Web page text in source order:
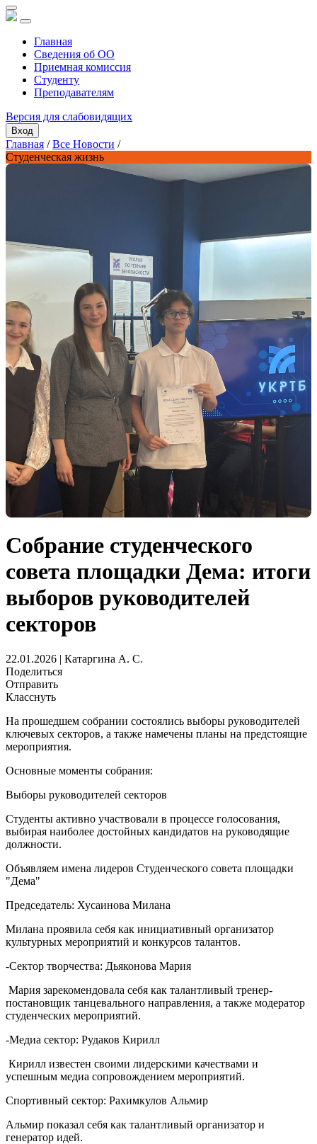
Главная
Сведения об ОО
Приемная комиссия
Студенту
Преподавателям
Версия для слабовидящих
Вход
Главная /Все Новости /
Студенческая жизнь
Собрание студенческого
совета площадки Дема: итоги
выборов руководителей
секторов
22.01.2026 | Катаргина А. С.
Поделиться
Отправить
Класснуть
На прошедшем собрании состоялись выборы руководителей
ключевых секторов, а также намечены планы на предстоящие
мероприятия.
Основные моменты собрания:
Выборы руководителей секторов
Студенты активно участвовали в процессе голосования,
выбирая наиболее достойных кандидатов на руководящие
должности.
Объявляем имена лидеров Студенческого совета площадки
"Дема"
Председатель: Хусаинова Милана
Милана проявила себя как инициативный организатор
культурных мероприятий и конкурсов талантов.
-Сектор творчества: Дьяконова Мария
Мария зарекомендовала себя как талантливый тренер-
постановщик танцевального направления, а также модератор
студенческих мероприятий.
-Медиа сектор: Рудаков Кирилл
Кирилл известен своими лидерскими качествами и
успешным медиа сопровождением мероприятий.
Спортивный сектор: Рахимкулов Альмир
Альмир показал себя как талантливый организатор и
генератор идей.